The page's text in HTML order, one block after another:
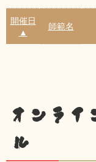
開催日
▲
師範名
オンライ
ル